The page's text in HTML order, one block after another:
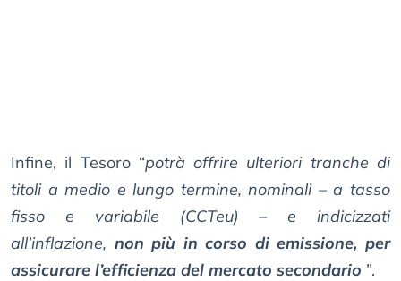
Infine, il Tesoro “potrà offrire ulteriori tranche di
titoli a medio e lungo termine, nominali – a tasso
fisso e variabile (CCTeu) – e indicizzati
all’inflazione, non più in corso di emissione, per
assicurare l’efficienza del mercato secondario ”.